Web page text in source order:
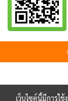
เว็บไซต์นี้มีการใ